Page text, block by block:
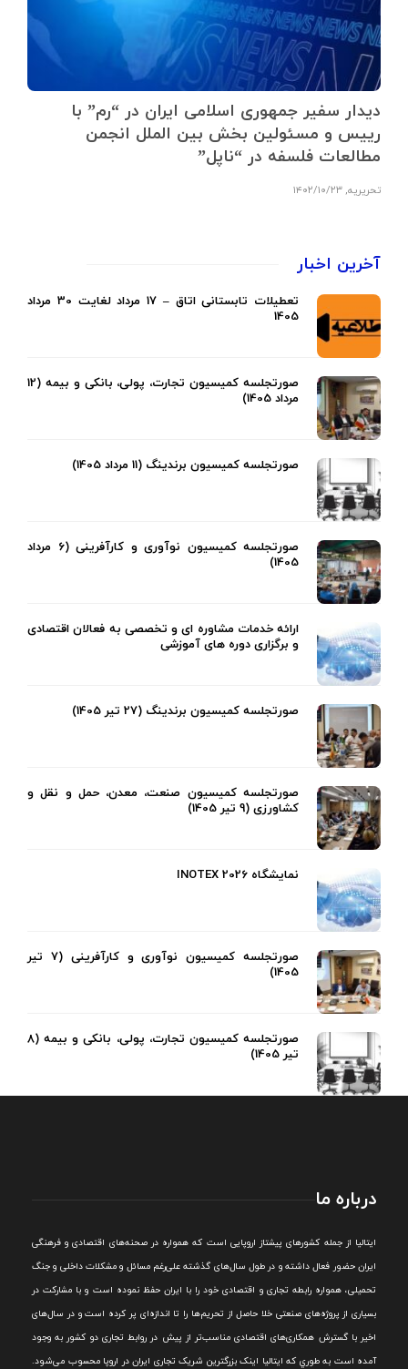
دیدار سفیر جمهوری اسلامی ایران در “رم” با
رییس و مسئولین بخش بین الملل انجمن
مطالعات فلسفه در “ناپل”
تحریریه, ۱۴۰۲/۱۰/۲۳
آخرین اخبار
تعطیلات تابستانی اتاق – 17 مرداد لغایت 30 مرداد
1405
صورتجلسه کمیسیون تجارت، پولی، بانکی و بیمه (12
مرداد 1405)
صورتجلسه کمیسیون برندینگ (11 مرداد 1405)
صورتجلسه کمیسیون نوآوری و کارآفرینی (6 مرداد
1405)
ارائه خدمات مشاوره ای و تخصصی به فعالان اقتصادی
و برگزاری دوره های آموزشی
صورتجلسه کمیسیون برندینگ (27 تیر 1405)
صورتجلسه کمیسیون صنعت، معدن، حمل و نقل و
کشاورزی (9 تیر 1405)
نمایشگاه INOTEX 2026
صورتجلسه کمیسیون نوآوری و کارآفرینی (7 تیر
1405)
صورتجلسه کمیسیون تجارت، پولی، بانکی و بیمه (8
تیر 1405)
درباره ما
ايتاليا از جمله کشورهای پيشتاز اروپایی است که همواره در صحنه‌های اقتصادی و فرهنگی
ايران حضور فعال داشته و در طول سال‌های گذشته علی‌رغم مسائل و مشکلات داخلی و جنگ
تحميلی، همواره رابطه تجاری و اقتصادی خود را با ايران حفظ نموده است و با مشارکت در
بسياری از پروژه‌های صنعتی خلا حاصل از تحريم‌ها را تا اندازه‌ای پر کرده است و در سال‌های
اخير با گسترش همکاری‌های اقتصادی مناسب‌تر از پيش در روابط تجاری دو کشور به وجود
آمده است به طوري که ايتاليا اينک بزرگترين شريک تجاری ايران در اروپا محسوب می‌شود.